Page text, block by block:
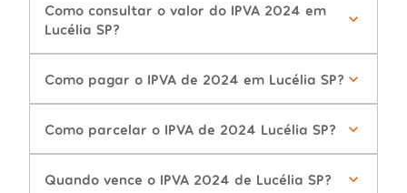
Como consultar o valor do IPVA 2024 em
Lucélia SP?
Como pagar o IPVA de 2024 em Lucélia SP?
Como parcelar o IPVA de 2024 Lucélia SP?
Quando vence o IPVA 2024 de Lucélia SP?